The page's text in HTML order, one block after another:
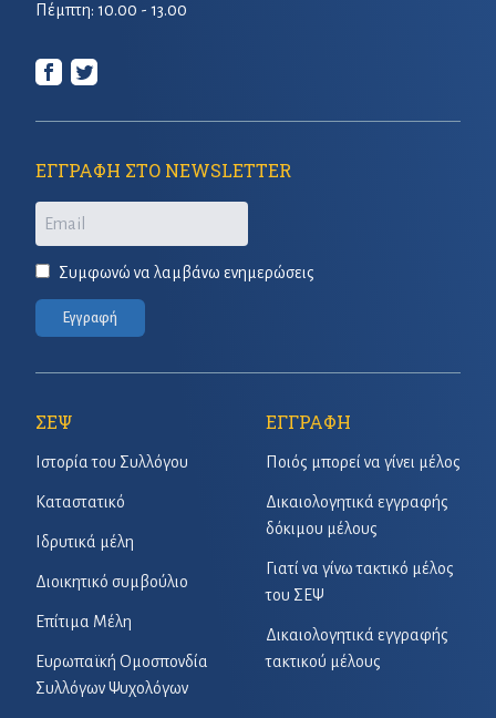
Πέμπτη: 10.00 - 13.00
ΕΓΓΡΑΦΗ ΣΤΟ NEWSLETTER
Email
Συμφωνώ να λαμβάνω ενημερώσεις
Εγγραφή
ΣΕΨ
Ιστορία του Συλλόγου
Καταστατικό
Ιδρυτικά μέλη
Διοικητικό συμβούλιο
Επίτιμα Μέλη
Ευρωπαϊκή Ομοσπονδία
Συλλόγων Ψυχολόγων
ΕΓΓΡΑΦΗ
Ποιός μπορεί να γίνει μέλος
Δικαιολογητικά εγγραφής
δόκιμου μέλους
Γιατί να γίνω τακτικό μέλος
του ΣΕΨ
Δικαιολογητικά εγγραφής
τακτικού μέλους